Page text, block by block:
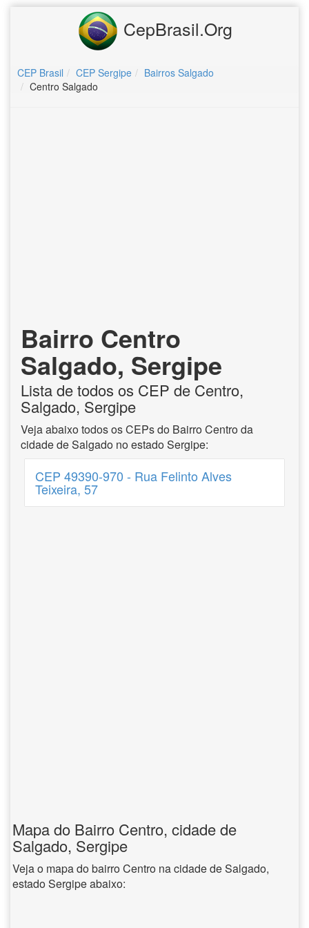
CepBrasil.Org
CEP Brasil CEP Sergipe
Bairros Salgado
Centro Salgado
Bairro Centro
Salgado, Sergipe
Lista de todos os CEP de Centro,
Salgado, Sergipe
Veja abaixo todos os CEPs do Bairro Centro da
cidade de Salgado no estado Sergipe:
CEP 49390-970 - Rua Felinto Alves
Teixeira, 57
Mapa do Bairro Centro, cidade de
Salgado, Sergipe
Veja o mapa do bairro Centro na cidade de Salgado,
estado Sergipe abaixo: